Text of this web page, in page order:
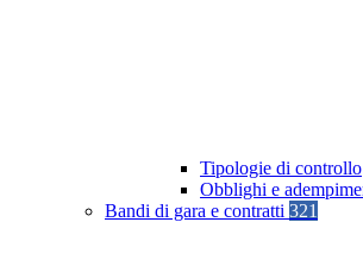
Tipologie di controllo
Obblighi e
Bandi di gara e contratti 321